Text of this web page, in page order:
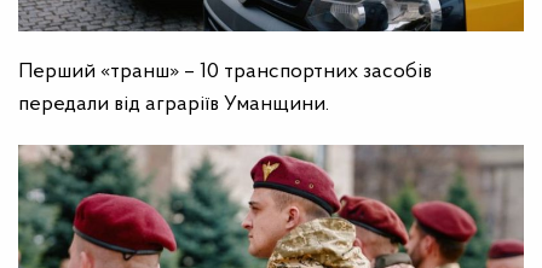
Перший «транш» – 10 транспортних засобів
передали від аграріїв Уманщини.